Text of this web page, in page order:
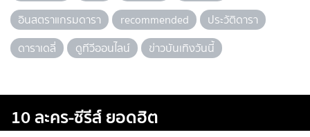
อินสตราแกรมดารา
recommended
ประวัติดารา
ดาราเดลี่
ดูทีวีออนไลน์ ข่าวบันเทิงวันนี้
10 ละคร-ซีรีส์ ยอดฮิต